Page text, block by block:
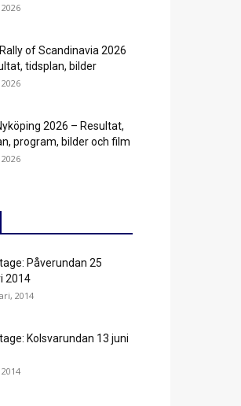
of Scandinavia 2026
tidsplan, bilder
2026 – Resultat,
program, bilder och film
Påverundan 25
2014
2014
Kolsvarundan 13 juni